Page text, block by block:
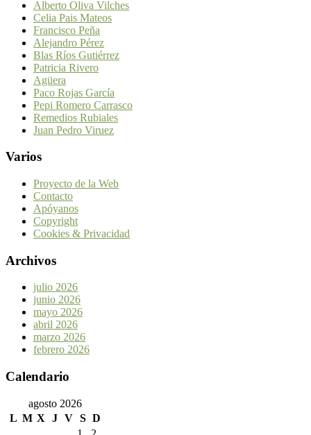
Alberto Oliva Vilches
Celia Pais Mateos
Francisco Peña
Alejandro Pérez
Blas Ríos Gutiérrez
Patricia Rivero
Agüera
Paco Rojas García
Pepi Romero Carrasco
Remedios Rubiales
Juan Pedro Viruez
Varios
Proyecto de la Web
Contacto
Apóyanos
Copyright
Cookies & Privacidad
Archivos
julio 2026
junio 2026
mayo 2026
abril 2026
marzo 2026
febrero 2026
Calendario
agosto 2026
L M X J V S D